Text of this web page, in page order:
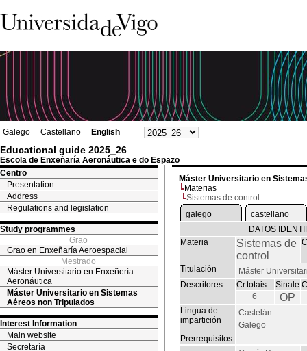
Galego Castellano English
Educational guide 2025_26
Escola de Enxeñaría Aeronáutica e do Espazo
Centro
Presentation
Address
Regulations and legislation
Study programmes
Grao
Grao en Enxeñaría Aeroespacial
Mestrado
Máster Universitario en Enxeñería
Aeronáutica
Máster Universitario en Sistemas
Aéreos non Tripulados
Interest Information
Main website
Secretaría
Máster Universitario en
Materias
Sistemas de control
galego
castellano
DATOS
Materia
Sistemas de
control
Titulación
Máster
Descritores
Cr.totais Sinale
6
OP
Lingua de
impartición
Castelán
Galego
Prerrequisitos